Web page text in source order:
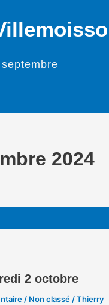
septembre
2024
2 octobre
/ Non classé/Thierry